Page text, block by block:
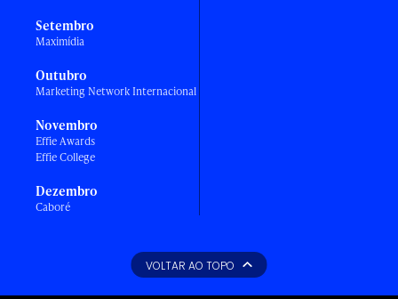
Setembro
Maximídia
Outubro
Marketing Network Internacional
Novembro
Effie Awards
Effie College
Dezembro
Caboré
VOLTAR AO TOPO